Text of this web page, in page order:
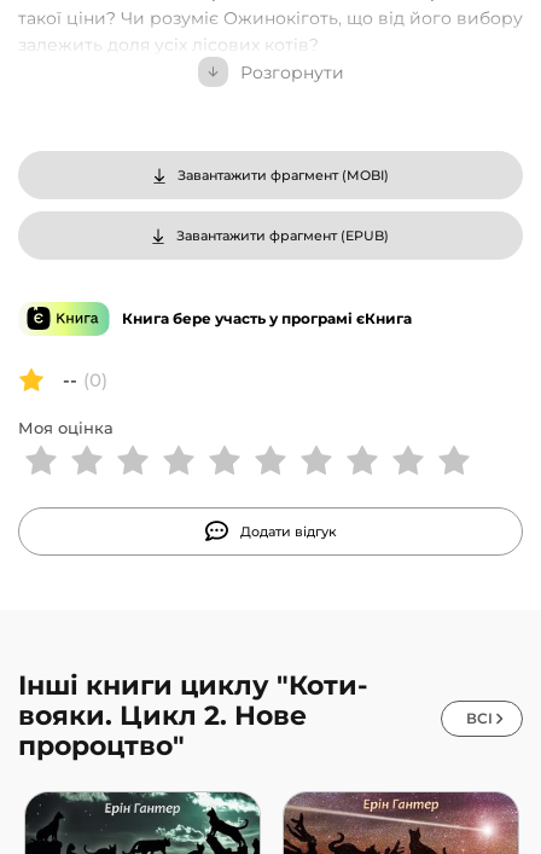
такої ціни? Чи розуміє Ожинокіготь, що від його вибору
залежить доля усіх лісових котів?
Переклад з англійської — Катерина Дудка, Остап
устрою котячих кланів та громадянства їхніх членів була
використана термінологія Національної скаутської
організації України «Пласт».
Розгорнути
Завантажити фрагмент (MOBI)
Завантажити фрагмент (EPUB)
Книга бере участь у програмі єКнига
-- (0)
Моя оцінка
Додати відгук
Інші книги циклу "Коти-
вояки. Цикл 2. Нове
пророцтво"
ВСІ